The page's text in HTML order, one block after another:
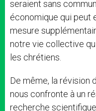
seraient sans
économique qui peut
mesure
notre vie collective
les chrétiens.
De même, la révision
nous confronte à un
recherche